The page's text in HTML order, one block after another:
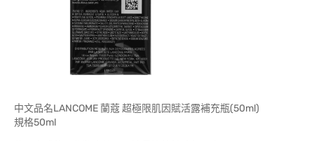
中文品名LANCOME 蘭蔻 超極限肌因賦活露補充瓶(50ml)
規格50ml